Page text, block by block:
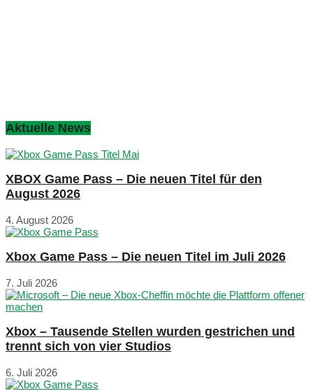
Aktuelle News
XBOX Game Pass – Die neuen Titel für den
August 2026
4. August 2026
Xbox Game Pass – Die neuen Titel im Juli 2026
7. Juli 2026
Xbox – Tausende Stellen wurden gestrichen und
trennt sich von vier Studios
6. Juli 2026